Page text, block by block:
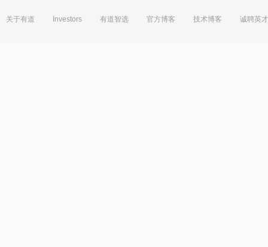
关于有道 Investors 有道智选 官方博客 技术博客 诚聘英才